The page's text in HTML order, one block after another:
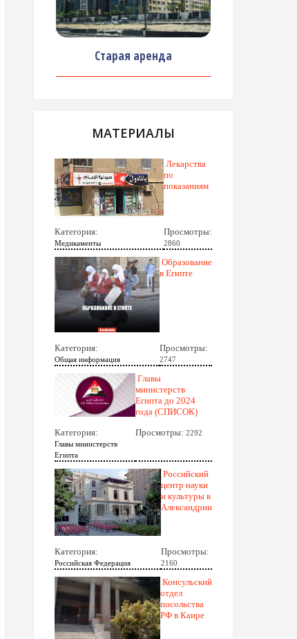
Старая аренда
МАТЕРИАЛЫ
Лекарства
по
показаниям
Категория:
Медикаменты
Просмотры:
2860
Образование
в Египте
Категория:
Общая информация
Просмотры:
2747
Главы
министерств
Египта до 2024
года (СПИСОК)
Категория:
Главы министерств
Египта
Просмотры: 2292
Российский
центр науки
и культуры в
Александрии
Категория:
Российская Федерация
Просмотры:
2160
Консульский
отдел
посольства
РФ в Каире